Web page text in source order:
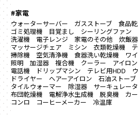
#家電
ウォーターサーバー ガスストーブ 食品
ゴミ処理機
目覚まし シーリングファン
洗濯機
電子レンジ 家電のその他 炊飯器
マッサージチェア
ミシン 衣類乾燥機
掃除機
空気清浄機 食器洗い乾燥機 ワ
照明
加湿器 複合機 クーラー アイロン
電話機
ドリップマシン テレビ用HDD
ドライヤー
ヘアーアイロン 石油ストーブ
タイルウォーマー
除湿器 サーキュレー
布団乾燥機
電解浄水生成機 脱臭機 カ
コンロ
コーヒーメーカー 冷温庫